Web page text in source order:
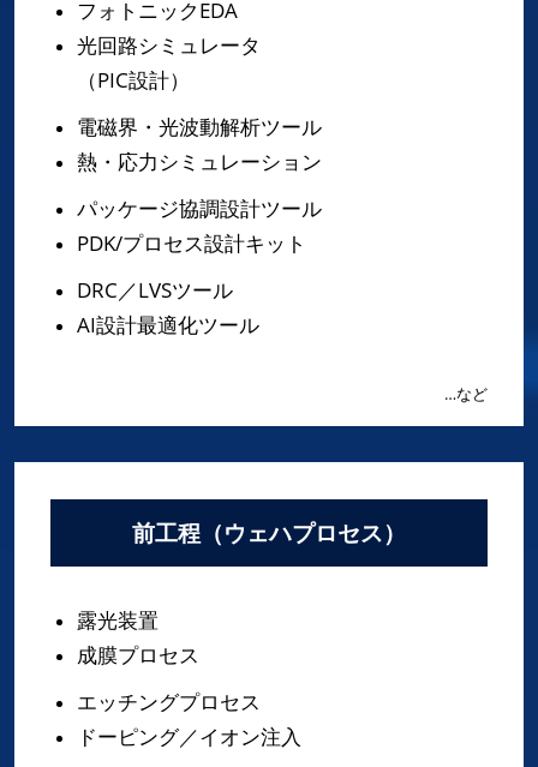
フォトニックEDA
光回路シミュレータ
（PIC設計）
電磁界・光波動解析ツール
熱・応力シミュレーション
パッケージ協調設計ツール
PDK/プロセス設計キット
DRC／LVSツール
AI設計最適化ツール
…など
前工程（ウェハプロセス）
露光装置
成膜プロセス
エッチングプロセス
ドーピング／イオン注入